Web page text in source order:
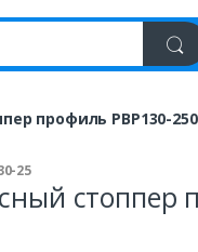
профиль PBP130-250
25
стоппер